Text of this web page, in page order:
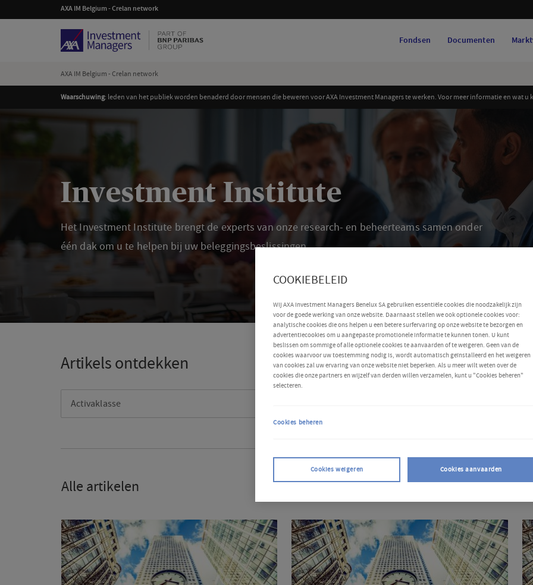
AXA IM Belgium - Crelan network
Fondsen Documenten
AXA IM Belgium - Crelan network
Waarschuwing: leden van het publiek worden benaderd door mensen die beweren voor AXA Investment Managers te werken. Voor meer informatie en wat u
Investment Institute
Het Investment Institute brengt de experts van onze research- en beheerteams samen onder
één dak om u te helpen bij uw beleggingsbeslissingen.
Loading
Complete
ontdekken
Artikels ontdekken
Activaklasse
Alle artikelen
Twee
minuten
om
bij
Twee
minuten
om
bij
bij
COOKIEBELEID
Wij AXA Investment Managers Benelux SA gebruiken essentiële cookies die noodzakelijk zijn
voor de goede werking van onze website. Daarnaast stellen we ook optionele cookies voor:
analytische cookies die ons helpen u een betere surfervaring op onze website te bezorgen en
advertentiecookies om u aangepaste promotionele informatie te kunnen tonen. U kunt
beslissen om sommige of alle optionele cookies te aanvaarden of te weigeren. Geen van de
cookies waarvoor uw toestemming nodig is, wordt automatisch geïnstalleerd en het weigeren
van cookies zal uw ervaring van onze website niet beperken. Als u meer wilt weten over de
cookies die onze partners en wijzelf van derden willen verzamelen, kunt u "Cookies beheren"
selecteren.
Cookies weigeren Cookies aanvaarden
Cookies beheren